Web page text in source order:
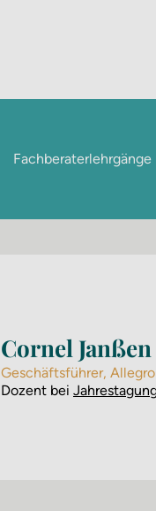
Fachberaterlehrgänge
Cornel Janßen
Geschäftsführer,
Dozent bei